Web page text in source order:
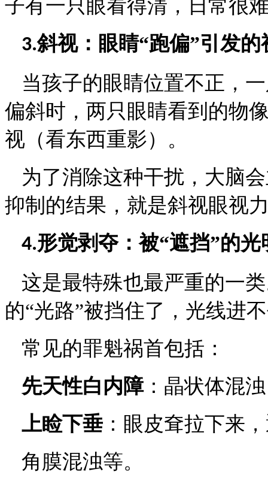
子有一只眼看得清，日常很
3.斜视：眼睛“跑偏”引发的
当孩子的眼睛位置不正，
偏斜时，两只眼睛看到的物
视（看东西重影）。
为了消除这种干扰，大脑
抑制的结果，就是斜视眼视
4.形觉剥夺：被“遮挡”的光
这是最特殊也最严重的一
的“光路”被挡住了，光线进
常见的罪魁祸首包括：
先天性白内障： 晶状体混
上睑下垂 ： 眼皮耷拉下来
角膜混浊等。